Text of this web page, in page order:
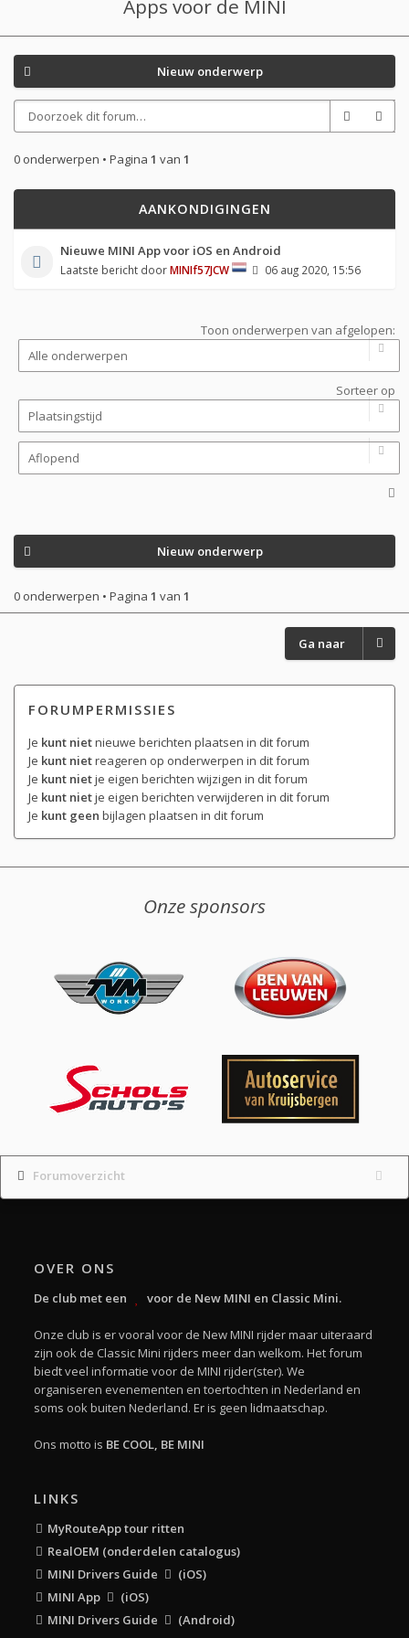
Apps voor de MINI
Nieuw onderwerp
0 onderwerpen • Pagina 1 van 1
AANKONDIGINGEN
Nieuwe MINI App voor iOS en Android
Laatste bericht doorMINIf57JCW 06 aug 2020, 15:56
Toon onderwerpen van afgelopen:
Sorteer op
Nieuw onderwerp
0 onderwerpen • Pagina 1 van 1
Ga naar
FORUMPERMISSIES
Je kunt nietnieuwe berichten plaatsen in dit forum
Je kunt nietreageren op onderwerpen in dit forum
Je kunt nietje eigen berichten wijzigen in dit forum
Je kunt nietje eigen berichten verwijderen in dit forum
Je kunt geen bijlagen plaatsen in dit forum
Onze sponsors
Forumoverzicht
OVER ONS
De club met een voor de New MINI en Classic Mini.
Onze club is er vooral voor de New MINI rijder maar uiteraard
zijn ook de Classic Mini rijders meer dan welkom. Het forum
biedt veel informatie voor de MINI rijder(ster). We
organiseren evenementen en toertochten in Nederland en
soms ook buiten Nederland. Er is geen lidmaatschap.
Ons motto is BE COOL, BE MINI
LINKS
MyRouteApp tour ritten
RealOEM (onderdelen catalogus)
MINI Drivers Guide
(iOS)
MINI App
(iOS)
MINI Drivers Guide
(Android)